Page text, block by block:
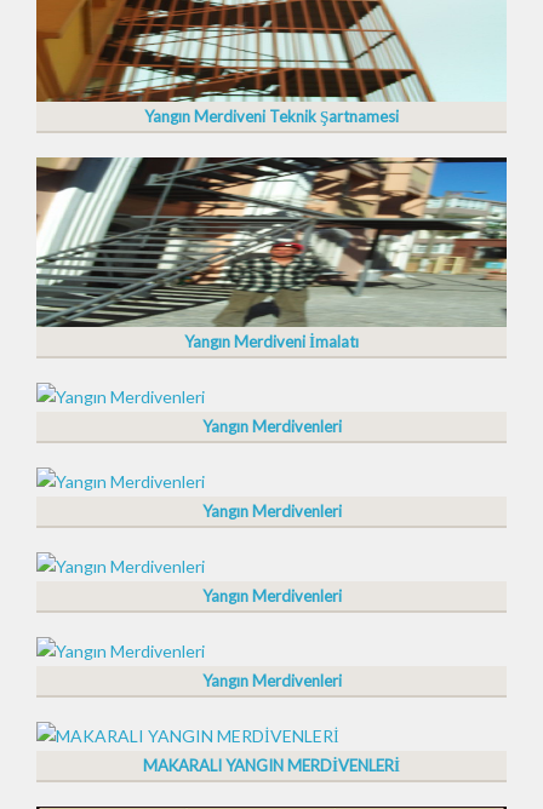
Yangın Merdiveni Teknik Şartnamesi
Yangın Merdiveni İmalatı
Yangın Merdivenleri
Yangın Merdivenleri
Yangın Merdivenleri
Yangın Merdivenleri
MAKARALI YANGIN MERDİVENLERİ